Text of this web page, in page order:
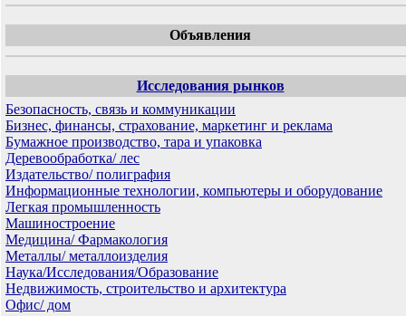
Объявления
Исследования рынков
Безопасность, связь и коммуникации
Бизнес, финансы, страхование, маркетинг и реклама
Бумажное производство, тара и упаковка
Деревообработка/ лес
Издательство/ полиграфия
Информационные технологии, компьютеры и оборудование
Легкая промышленность
Машиностроение
Медицина/ Фармакология
Металлы/ металлоизделия
Наука/Исследования/Образование
Недвижимость, строительство и архитектура
Офис/ дом